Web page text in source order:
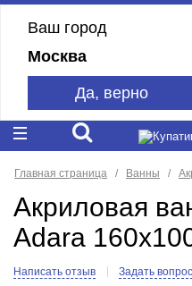
Ваш город
Москва
Да, верно
Главная страница Ванны
Акриловая
Adara
Написать отзыв Задать вопрос